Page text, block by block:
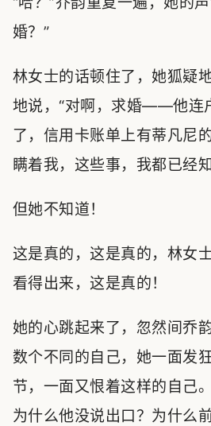
婚？”
林女士的话顿住了，她狐疑
地说，“对啊，求婚——他连
了，信用卡账单上有蒂凡尼
瞒着我，这些事，我都已经
但她不知道！
这是真的，这是真的，林女
看得出来，这是真的！
她的心跳起来了，忽然间乔
数个不同的自己，她一面发
节，一面又恨着这样的自己
为什么他没说出口？为什么